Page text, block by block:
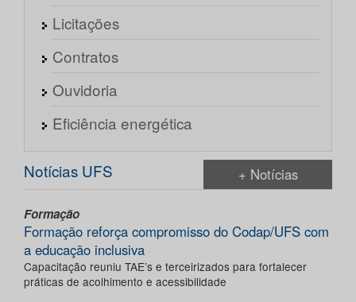
Licitações
Contratos
Ouvidoria
Eficiência energética
Notícias UFS + Notícias
Formação
Formação reforça compromisso do Codap/UFS com
a educação inclusiva
Capacitação reuniu TAE’s e terceirizados para fortalecer
práticas de acolhimento e acessibilidade